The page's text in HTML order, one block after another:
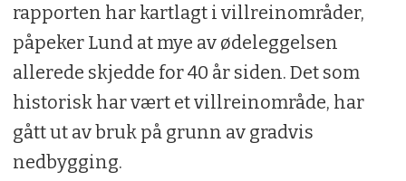
rapporten har kartlagt i villreinområder,
påpeker Lund at mye av ødeleggelsen
allerede skjedde for 40 år siden. Det som
historisk har vært et villreinområde, har
gått ut av bruk på grunn av gradvis
nedbygging.